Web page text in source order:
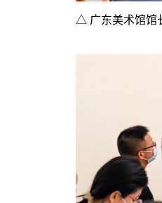
△ 广东美术馆馆